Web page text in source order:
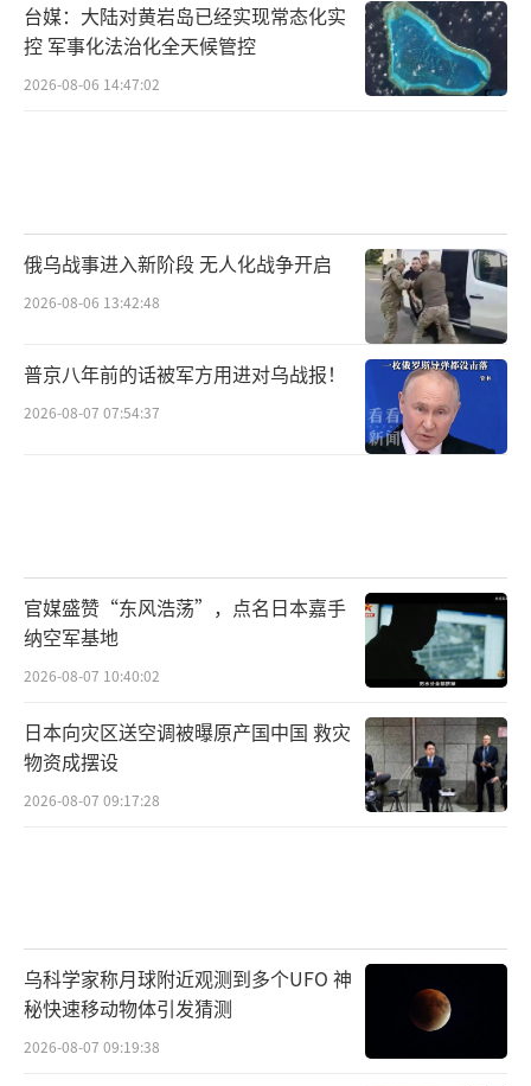
台媒：大陆对黄岩岛已经实现常态化实
控 军事化法治化全天候管控
2026-08-06 14:47:02
俄乌战事进入新阶段 无人化战争开启
2026-08-06 13:42:48
普京八年前的话被军方用进对乌战报！
2026-08-07 07:54:37
官媒盛赞“东风浩荡”，点名日本嘉手
纳空军基地
2026-08-07 10:40:02
日本向灾区送空调被曝原产国中国 救灾
物资成摆设
2026-08-07 09:17:28
乌科学家称月球附近观测到多个UFO 神
秘快速移动物体引发猜测
2026-08-07 09:19:38